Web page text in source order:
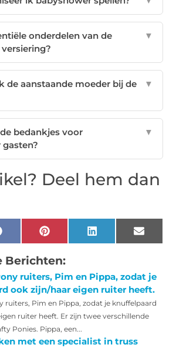
onderdelen van de
▼
de aanstaande moeder bij de
▼
bedankjes voor
▼
Deel hem dan
Facebook Pinterest LinkedIn Email
Berichten:
ruiters, Pim en Pippa, zodat je
ook zijn/haar eigen ruiter heeft.
ruiters, Pim en Pippa, zodat je knuffelpaard
ruiter heeft. Er zijn twee verschillende
Ponies. Pippa, een...
met een specialist in truss